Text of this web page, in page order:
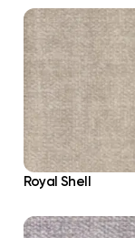
Royal Shell